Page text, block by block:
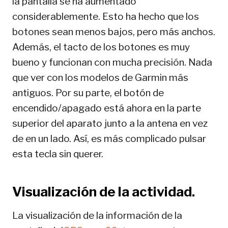
considerablemente. Esto ha hecho que los
botones sean menos bajos, pero más anchos.
Además, el tacto de los botones es muy
bueno y funcionan con mucha precisión. Nada
que ver con los modelos de Garmin más
antiguos. Por su parte, el botón de
encendido/apagado está ahora en la parte
superior del aparato junto a la antena en vez
de en un lado. Así, es más complicado pulsar
esta tecla sin querer.
Visualización de la actividad.
La visualización de la información de la